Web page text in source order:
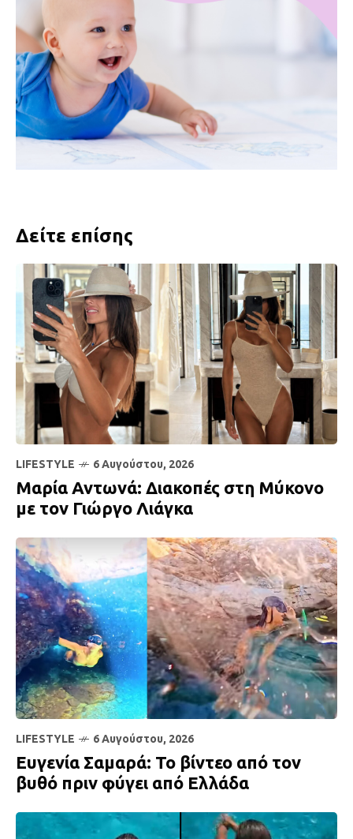
Δείτε επίσης
LIFESTYLE 6 Αυγούστου, 2026
Μαρία Αντωνά: Διακοπές στη Μύκονο
με τον Γιώργο Λιάγκα
LIFESTYLE 6 Αυγούστου, 2026
Ευγενία Σαμαρά: Το βίντεο από τον
βυθό πριν φύγει από Ελλάδα